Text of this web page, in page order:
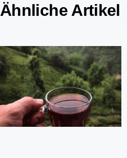
Ähnliche Artikel